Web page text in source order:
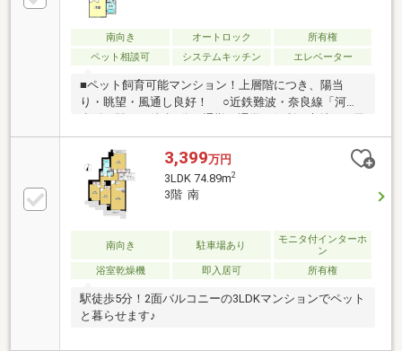
南向き オートロック
所有権
ペット相談可
システムキッチン エレベーター
■ペット飼育可能マンション！上層階につき、陽当
り・眺望・風通し良好！ ○近鉄難波・奈良線「河内
辺環境充実の好立地！スーパーやコンビニも徒歩圏内
3,399万円
3LDK 74.89m2
3階 南
南向き 駐車場あり
モニタ付インターホ
ン
浴室乾燥機
即入居可 所有権
駅徒歩5分！2面バルコニーの3LDKマンションでペット
と暮らせます♪